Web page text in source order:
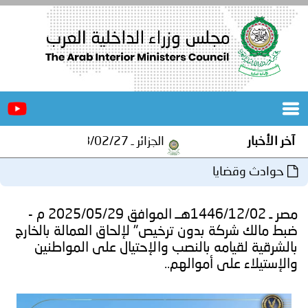
الرئيسية
المجلس
مؤتمرات
و
جهود
آخر الأخبار الجزائر ـ 1448/02/27هـ ــ الموافق 2026/08/10 م - مصالح أمن ولاية المنيعة تستقبل أشبال الهلال الاحمر الجزائري بالمنيعة..
حوادث وقضايا
مصر ـ 1446/12/02هــ الموافق 2025/05/29 م -
ضبط مالك شركة بدون ترخيص" لإلحاق العمالة بالخارج
بالشرقية لقيامه بالنصب والإحتيال على المواطنين
والإستيلاء على أموالهم..